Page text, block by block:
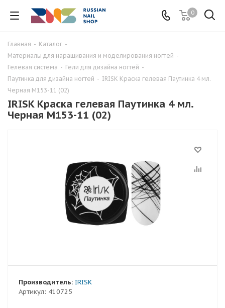
0
Главная - Каталог -
Материалы для наращивания и моделирования ногтей -
Гелевая система - Гели для дизайна ногтей -
Паутинка для дизайна ногтей - IRISK Краска гелевая Паутинка 4 мл.
Черная М153-11 (02)
IRISK Краска гелевая Паутинка 4 мл.
Черная М153-11 (02)
Артикул: 410725
Производитель: IRISK